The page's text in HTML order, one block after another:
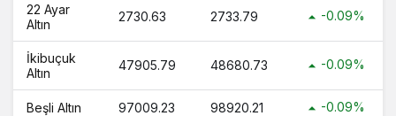
22 Ayar
Altın
2730.63 2733.79 -0.09%
İkibuçuk
Altın
47905.79 48680.73 -0.09%
Beşli Altın 97009.23 98920.21 -0.09%